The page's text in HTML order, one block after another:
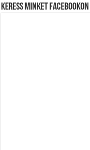
Keress minket Facebookon